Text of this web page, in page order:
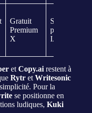
Gratuit
Premium
X
Satire et
performance
IA
et Copy.ai restent à
Rytr et Writesonic
Pour la
se positionne en
ludiques, Kuki